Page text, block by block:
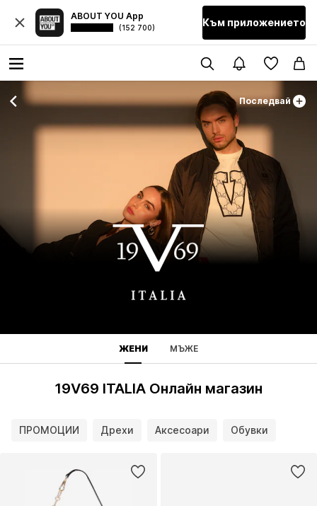
ABOUT YOU App
(152 700) Към приложението
Последвай
ЖЕНИ МЪЖЕ
19V69 ITALIA Онлайн магазин
ПРОМОЦИИ Дрехи Аксесоари Обувки